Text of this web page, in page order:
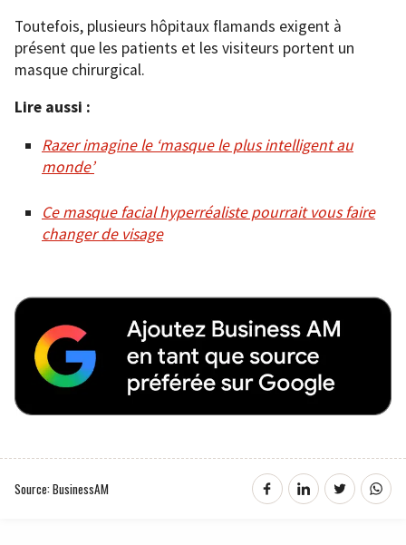
Toutefois, plusieurs hôpitaux flamands exigent à
présent que les patients et les visiteurs portent un
masque chirurgical.
Lire aussi :
Razer imagine le ‘masque le plus intelligent au
monde’
Ce masque facial hyperréaliste pourrait vous faire
changer de visage
Source: BusinessAM